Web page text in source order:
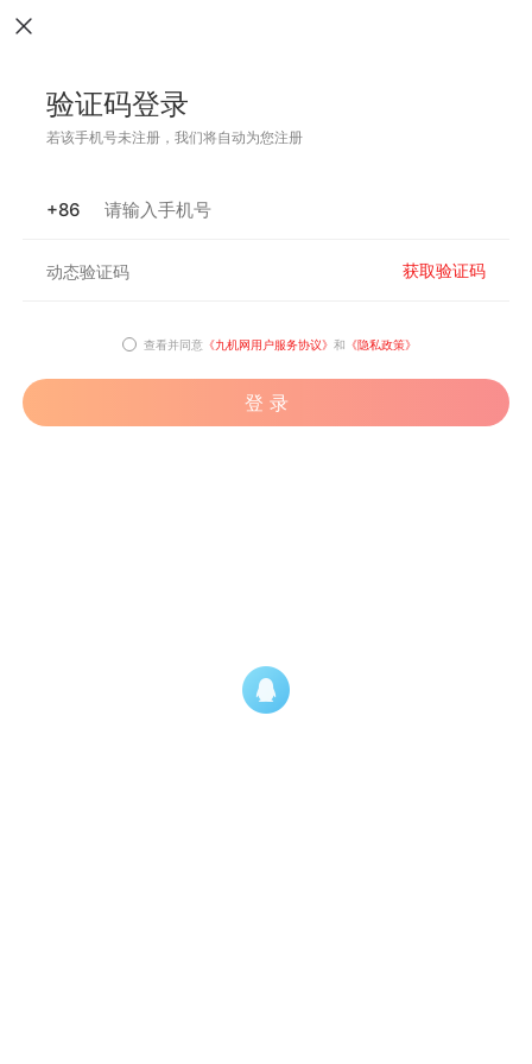
验证码登录
若该手机号未注册，我们将自动为您注册
+86
获取验证码
查看并同意 《九机网用户服务协议》 和 《隐私政策》
登 录